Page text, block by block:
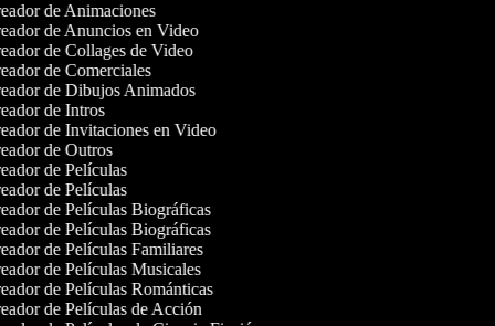
de Animaciones
de Anuncios en Video
de Collages de Video
de Comerciales
de Dibujos Animados
de Intros
de Invitaciones en Video
de Outros
de Películas
de Películas
de Películas Biográficas
de Películas Biográficas
de Películas Familiares
de Películas Musicales
de Películas Románticas
de Películas de Acción